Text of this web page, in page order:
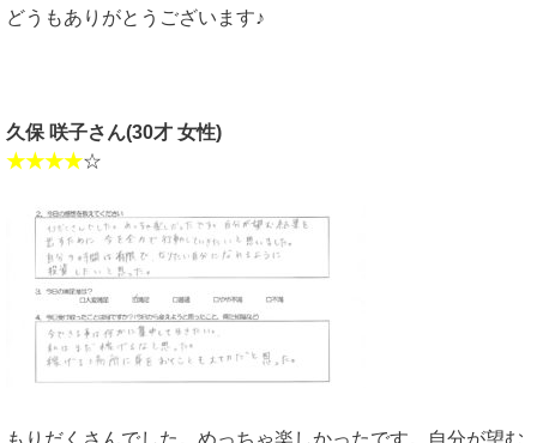
どうもありがとうございます♪
久保 咲子さん(30才 女性)
★★★★☆
もりだくさんでした。めっちゃ楽しかったです。自分が望む